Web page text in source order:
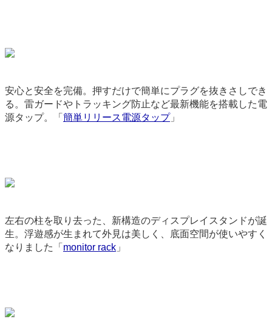
安心と安全を完備。押すだけで簡単にプラグを抜きさしでき
る。雷ガードやトラッキング防止など最新機能を搭載した電
源タップ。「 簡単リリース電源タップ」
左右の柱を取り去った、新構造のディスプレイスタンドが誕
生。浮遊感が生まれて外見は美しく、底面空間が使いやすく
なりました「 monitor rack 」